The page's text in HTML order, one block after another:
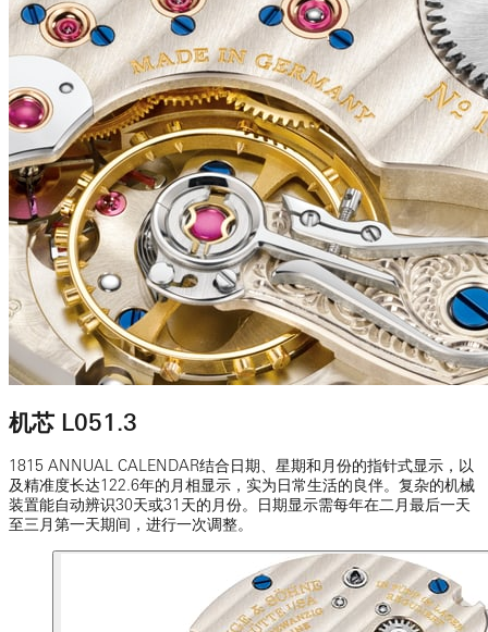
机芯 L051.3
1815 ANNUAL CALENDAR结合日期、星期和月份的指针式显示，以
及精准度长达122.6年的月相显示，实为日常生活的良伴。复杂的机械
装置能自动辨识30天或31天的月份。日期显示需每年在二月最后一天
至三月第一天期间，进行一次调整。